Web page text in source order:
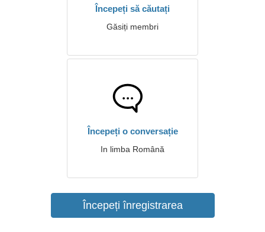
Începeți să căutați
Găsiți membri
Începeți o conversație
In limba Română
Începeți înregistrarea